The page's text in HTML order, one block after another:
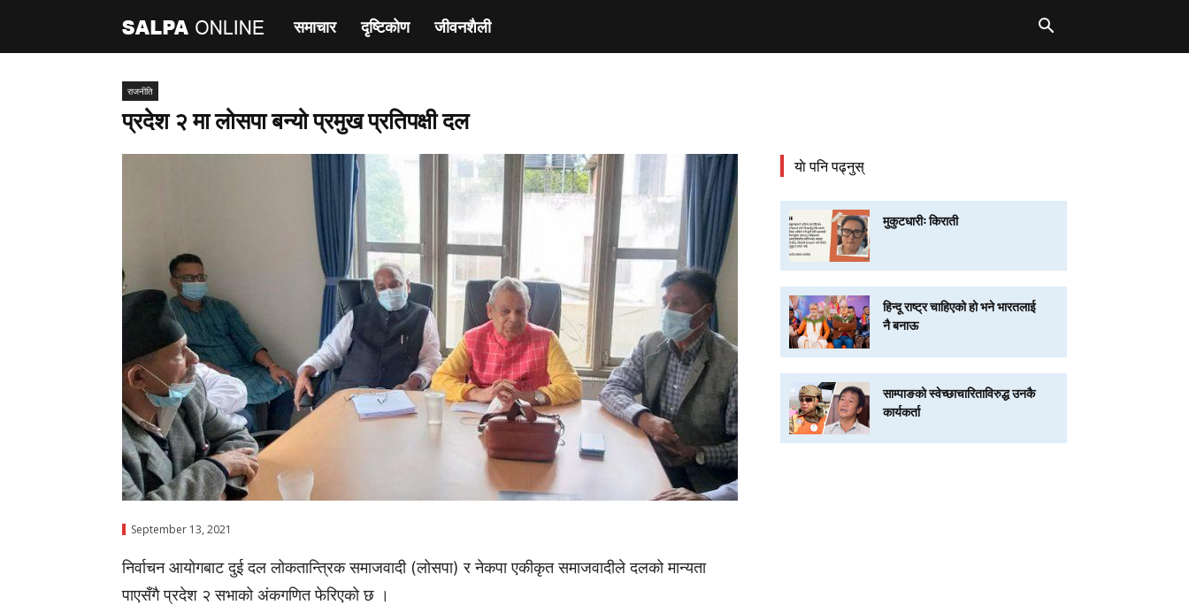
साल्पा
समाचार दृष्टिकाेण जीवनशैली
राजनीति
प्रदेश २ मा लोसपा बन्यो प्रमुख प्रतिपक्षी दल
September 13, 2021
निर्वाचन आयोगबाट दुई दल लोकतान्त्रिक समाजवादी (लोसपा) र नेकपा एकीकृत समाजवादीले दलको मान्यता
पाएसँगै प्रदेश २ सभाको अंकगणित फेरिएको छ ।
याे पनि पढ्नुस्
मुकुटधारीः किराती
हिन्दू राष्ट्र चाहिएको हो भने भारतलाई
नै बनाऊ
साम्पाङको स्वेच्छाचारिताविरुद्ध उनकै
कार्यकर्ता